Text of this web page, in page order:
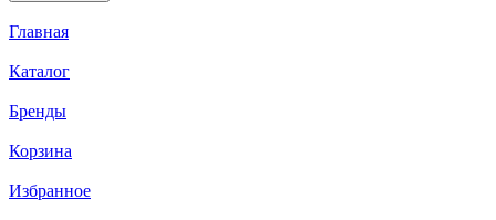
Главная
Каталог
Бренды
Корзина
Избранное